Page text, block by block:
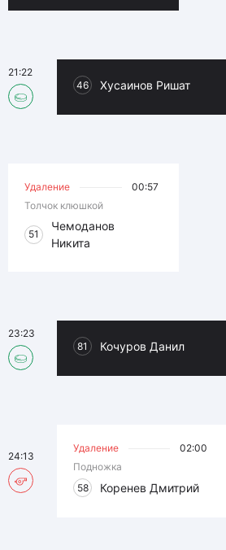
46 Хусаинов Ришат
21:22
Удаление
00:57
Толчок клюшкой
51
Чемоданов
Никита
81 Кочуров Данил
23:23
Удаление
02:00
Подножка
58
Коренев Дмитрий
24:13